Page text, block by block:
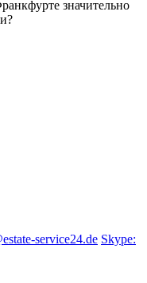
значительно
service24.de Skype: